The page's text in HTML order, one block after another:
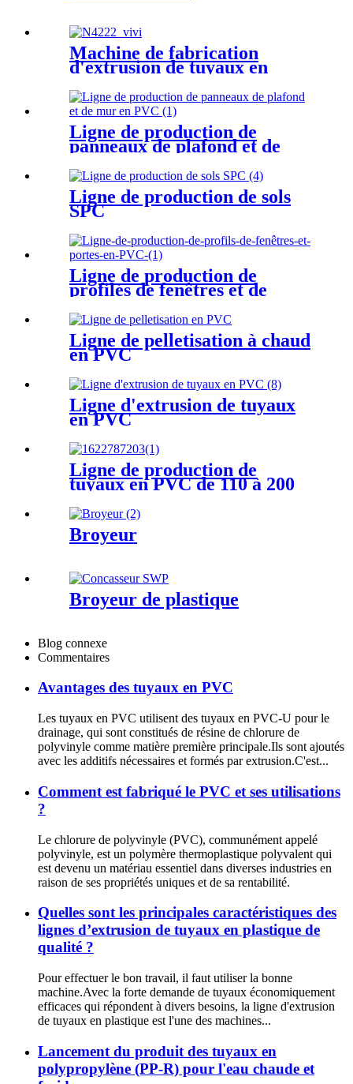
Machine de fabrication
d'extrusion de tuyaux en
Ligne de production de
panneaux de plafond et de
Ligne de production de sols
SPC
Ligne de production de
profilés de fenêtres et de
Ligne de pelletisation à chaud
en PVC
Ligne d'extrusion de tuyaux
en PVC
Ligne de production de
tuyaux en PVC de 110 à 200
mm
Broyeur
Broyeur de plastique
Blog connexe
Commentaires
Avantages des tuyaux en PVC
Les tuyaux en PVC utilisent des tuyaux en PVC-U pour le
drainage, qui sont constitués de résine de chlorure de
polyvinyle comme matière première principale.Ils sont ajoutés
avec les additifs nécessaires et formés par extrusion.C'est...
Comment est fabriqué le PVC et ses utilisations
?
Le chlorure de polyvinyle (PVC), communément appelé
polyvinyle, est un polymère thermoplastique polyvalent qui
est devenu un matériau essentiel dans diverses industries en
raison de ses propriétés uniques et de sa rentabilité.
Quelles sont les principales caractéristiques des
lignes d’extrusion de tuyaux en plastique de
qualité ?
Pour effectuer le bon travail, il faut utiliser la bonne
machine.Avec la forte demande de tuyaux économiquement
efficaces qui répondent à divers besoins, la ligne d'extrusion
de tuyaux en plastique est l'une des machines...
Lancement du produit des tuyaux en
polypropylène (PP-R) pour l'eau chaude et